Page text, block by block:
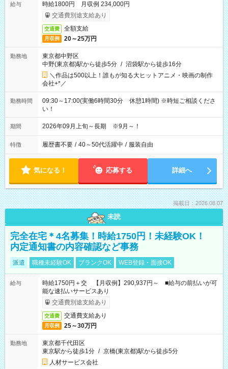
給与
時給1800円 月収例 234,000円
交通費別途支給あり
交通費 全額支給
月収例 20～25万円
勤務地
東京都中野区
中野(東京都)駅から徒歩5分 / 沼袋駅から徒歩16分
＼作品は500以上！誰もが知る大ヒットアニメ・映画の制作
会社+*／
勤務時間
09:30～17:00(実働6時間30分 休憩1時間) ※時短ご相談くださ
い！
期間 2026年09月上旬～長期 ※9月～！
特徴 履歴書不要 / 40～50代活躍中 / 服装自由
気になる！ 応募する 詳細へ
掲載日：2026.08.07
未読
完全在宅＊4名募集！時給1750円！未経験OK！
内定通知書の内容確認など事務
派遣 職種未経験OK ブランクOK WEB登録・面接OK
給与
時給1750円＋交 【月収例】290,937円～ ■給与の前払いが可
能な速払いサービスあり
交通費別途支給あり
交通費 交通費支給あり
月収例 25～30万円
勤務地
東京都千代田区
東京駅から徒歩1分 / 京橋(東京都)駅から徒歩5分
人材サービス会社